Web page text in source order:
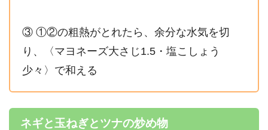
③ ①②の粗熱がとれたら、余分な水気を切
り、〈マヨネーズ大さじ1.5・塩こしょう
少々〉で和える
ネギと玉ねぎとツナの炒め物